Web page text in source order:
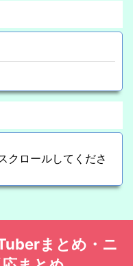
クロールしてくださ
まとめ・ニ